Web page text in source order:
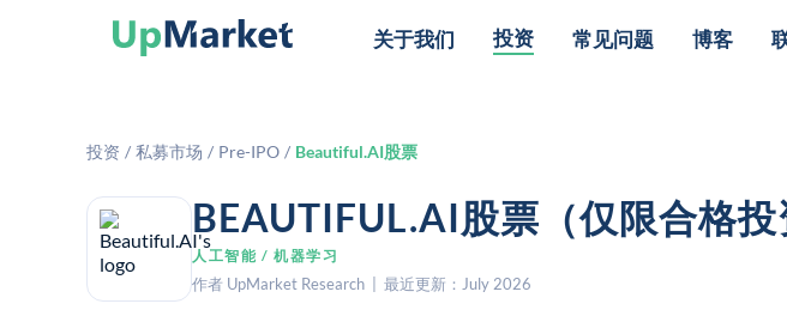
关于我们 投资 常见问题 博客
投资 / 私募市场 / Pre-IPO / Beautiful.AI股票
BEAUTIFUL.AI股票（仅限合格投
人工智能 / 机器学习
作者 UpMarket Research | 最近更新：July 2026